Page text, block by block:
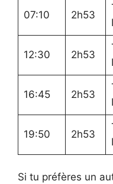
07:10 2h53
12:30 2h53
16:45 2h53
19:50 2h53
Si tu préfères un